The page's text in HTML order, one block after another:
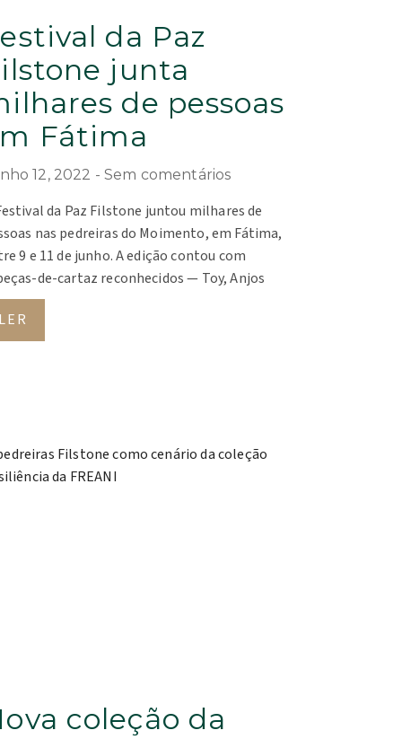
da Paz
junta
de pessoas
Fátima
12, 2022 Sem comentários
da Paz Filstone juntou milhares de
nas pedreiras do Moimento, em Fátima,
9 e 11 de junho. A edição contou com
de-cartaz reconhecidos — Toy, Anjos
coleção da